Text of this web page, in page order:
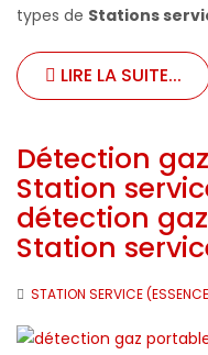
types de Stations
LIRE LA SUITE...
Détection
Station
détection
Station
STATION SERVICE